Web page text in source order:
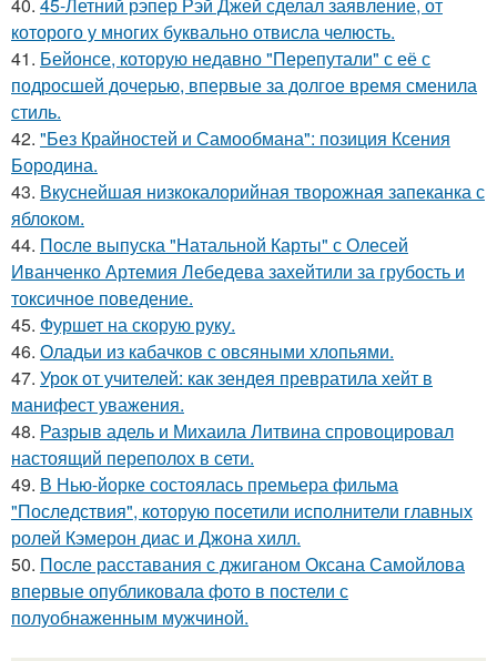
40. 45-Летний рэпер Рэй Джей сделал заявление, от
которого у многих буквально отвисла челюсть.
41. Бейонсе, которую недавно "Перепутали" с её с
подросшей дочерью, впервые за долгое время сменила
стиль.
42. "Без Крайностей и Самообмана": позиция Ксения
Бородина.
43. Вкуснейшая низкокалорийная творожная запеканка с
яблоком.
44. После выпуска "Натальной Карты" с Олесей
Иванченко Артемия Лебедева захейтили за грубость и
токсичное поведение.
45. Фуршет на скорую руку.
46. Оладьи из кабачков с овсяными хлопьями.
47. Урок от учителей: как зендея превратила хейт в
манифест уважения.
48. Разрыв адель и Михаила Литвина спровоцировал
настоящий переполох в сети.
49. В Нью-йорке состоялась премьера фильма
"Последствия", которую посетили исполнители главных
ролей Кэмерон диас и Джона хилл.
50. После расставания с джиганом Оксана Самойлова
впервые опубликовала фото в постели с
полуобнаженным мужчиной.